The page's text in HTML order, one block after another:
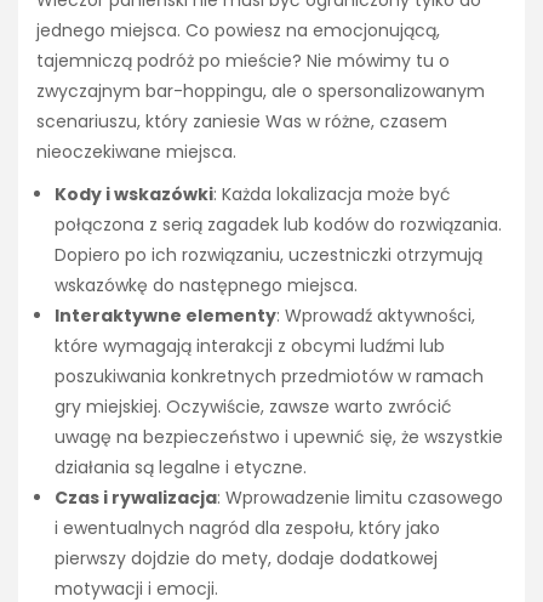
jednego miejsca. Co powiesz na emocjonującą,
tajemniczą podróż po mieście? Nie mówimy tu o
zwyczajnym bar-hoppingu, ale o spersonalizowanym
scenariuszu, który zaniesie Was w różne, czasem
nieoczekiwane miejsca.
Kody i wskazówki: Każda lokalizacja może być
połączona z serią zagadek lub kodów do rozwiązania.
Dopiero po ich rozwiązaniu, uczestniczki otrzymują
wskazówkę do następnego miejsca.
Interaktywne elementy: Wprowadź aktywności,
które wymagają interakcji z obcymi ludźmi lub
poszukiwania konkretnych przedmiotów w ramach
gry miejskiej. Oczywiście, zawsze warto zwrócić
uwagę na bezpieczeństwo i upewnić się, że wszystkie
działania są legalne i etyczne.
Czas i rywalizacja: Wprowadzenie limitu czasowego
i ewentualnych nagród dla zespołu, który jako
pierwszy dojdzie do mety, dodaje dodatkowej
motywacji i emocji.